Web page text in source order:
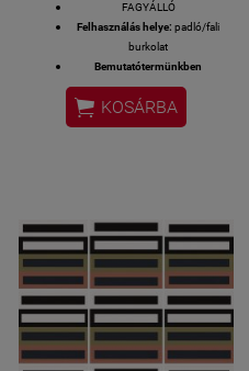
FAGYÁLLÓ
Felhasználás helye: padló/fali
burkolat
Bemutatótermünkben
megtekinthető!
Felülete:MATT
Méret: 20x20 cm
1 M2 / GYÁRI KISZERELÉS / 25
DB / 18 KG
 KOSÁRBA